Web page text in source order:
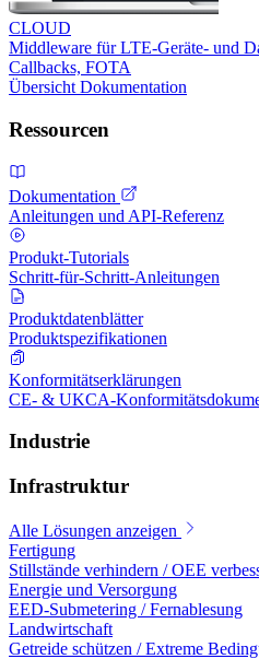
CLOUD
Middleware für LTE-Geräte- und
Callbacks, FOTA
Übersicht Dokumentation
Ressourcen
Dokumentation
Anleitungen und API-Referenz
Produkt-Tutorials
Schritt-für-Schritt-Anleitungen
Produktdatenblätter
Produktspezifikationen
Konformitätserklärungen
CE- & UKCA-
Industrie
Infrastruktur
Alle Lösungen anzeigen
Fertigung
Stillstände verhindern / OEE
Energie und Versorgung
EED-Submetering / Fernablesung
Landwirtschaft
Getreide schützen / Extreme